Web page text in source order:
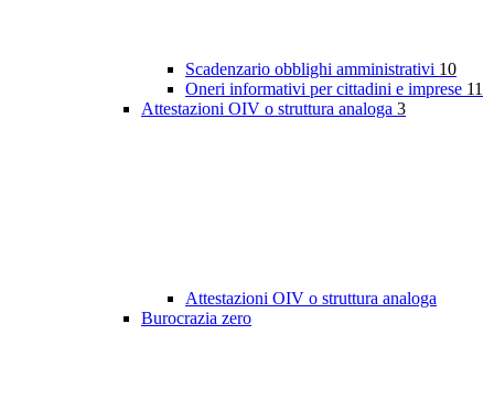
Scadenzario obblighi amministrativi 10
Oneri informativi per cittadini e imprese 11
Attestazioni OIV o struttura analoga 3
Attestazioni OIV o struttura analoga
Burocrazia zero